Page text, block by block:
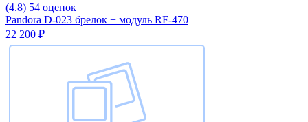
(4.8) 54 оценок
Pandora D-023 брелок + модуль RF-470
22 200 ₽